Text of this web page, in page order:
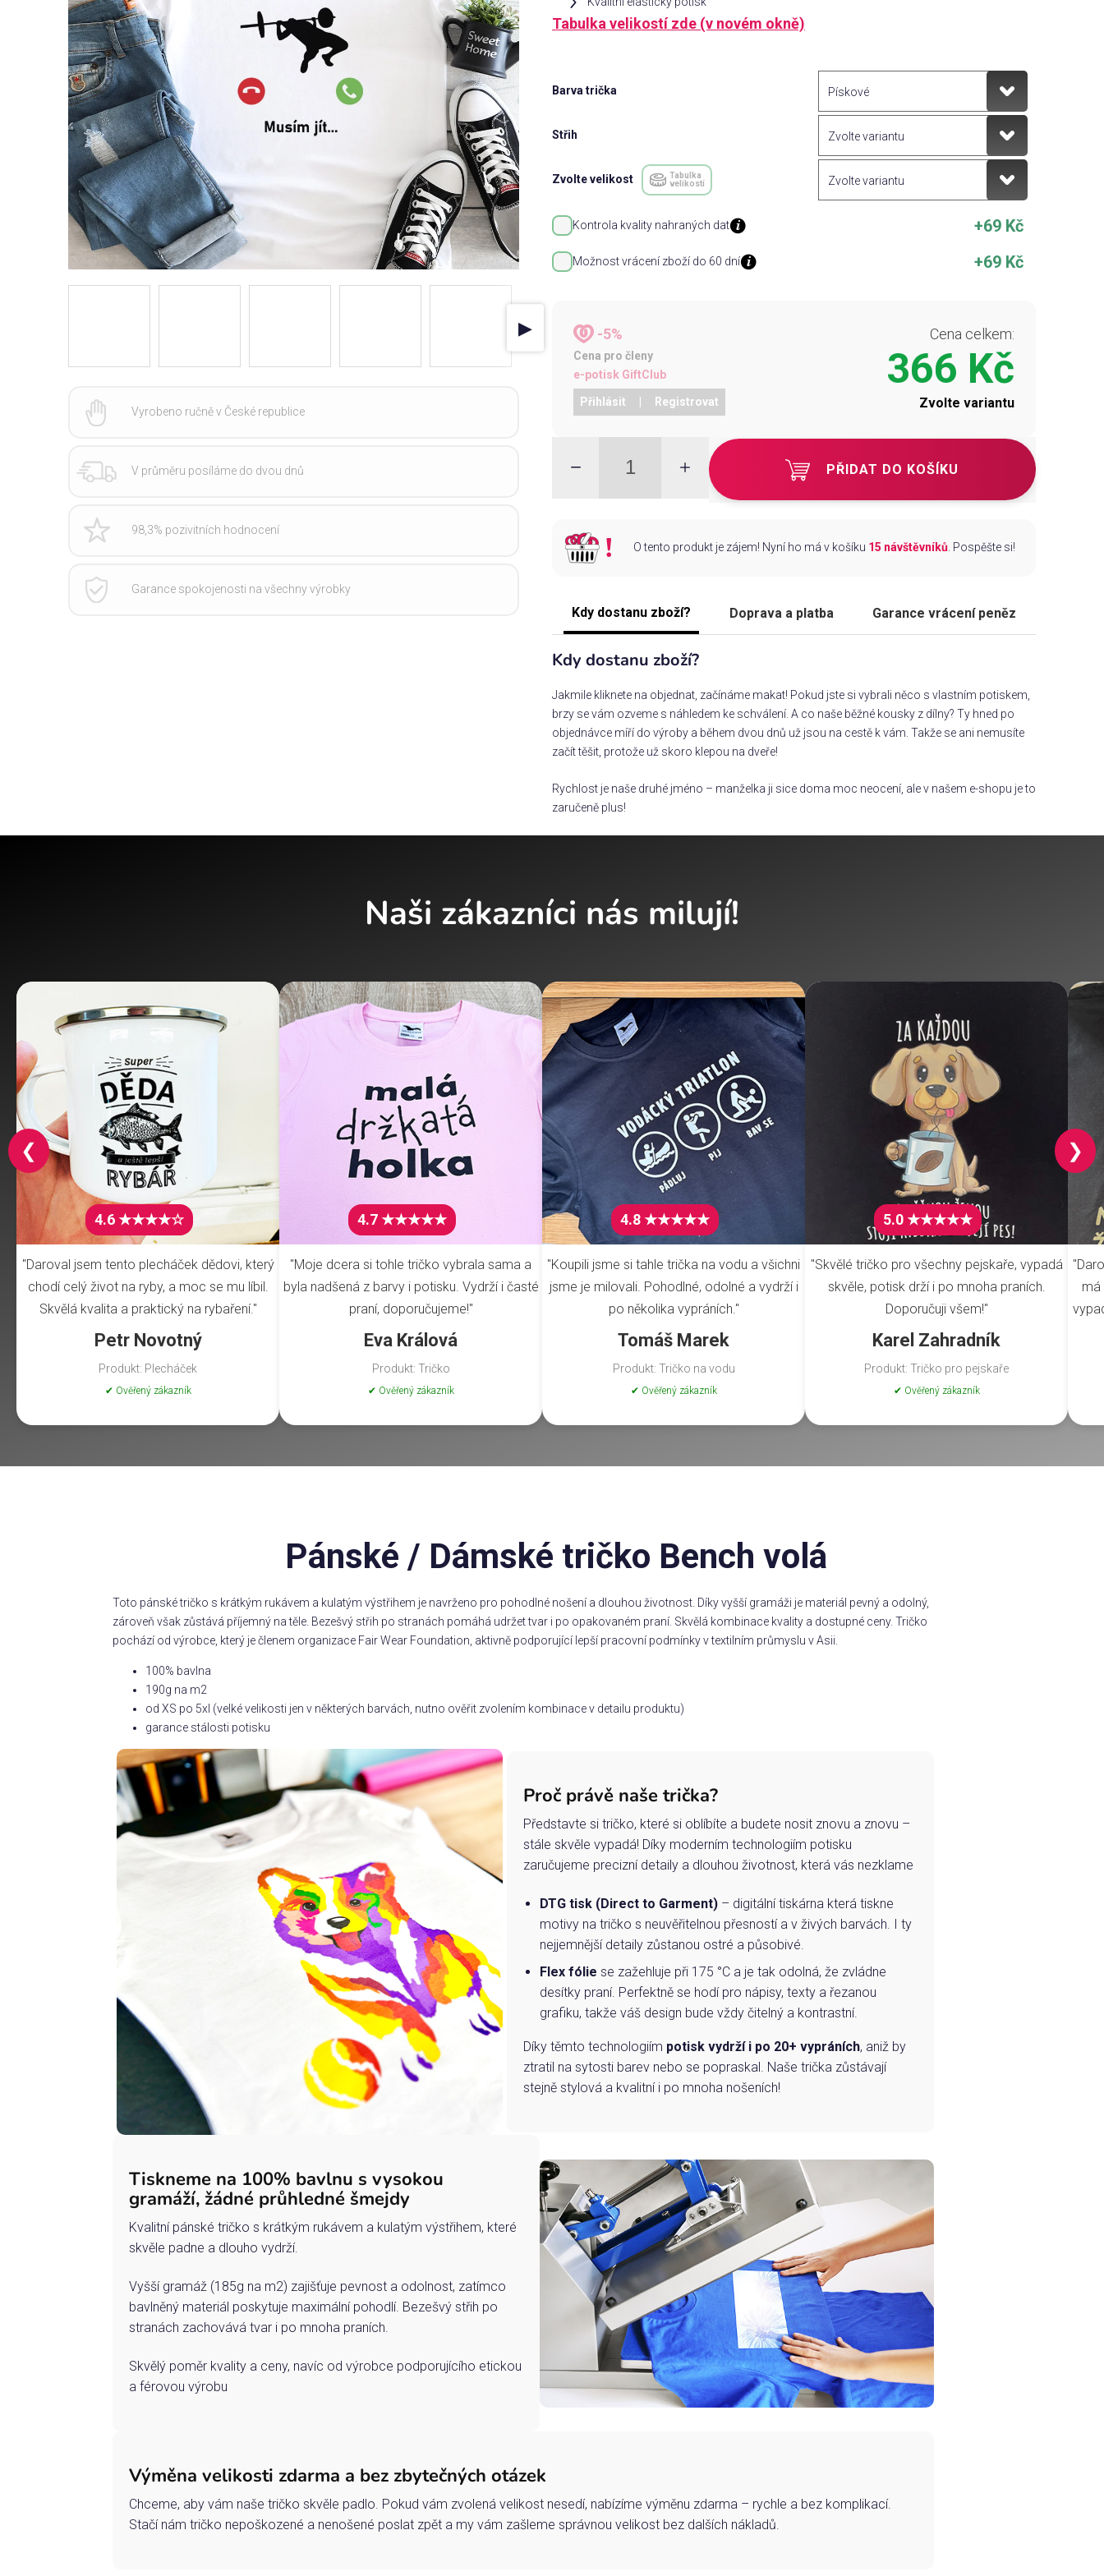
Tabulka velikostí zde (v novém okně)
Barva trička
Střih
Zvolte velikost
Tabulka
velikostí
Kontrola kvality nahraných dat +69 Kč
Možnost vrácení zboží do 60 dní +69 Kč
-5%
Cena pro členy
e-potisk GiftClub
Přihlásit Registrovat
Cena celkem:
366 Kč
Zvolte variantu
PŘIDAT DO KOŠÍKU
O tento produkt je zájem! Nyní ho má v košíku 15 návštěvníků. Pospěšte si!
Kdy dostanu zboží? Doprava a platba Garance vrácení peněz
Kdy dostanu zboží?
Jakmile kliknete na objednat, začínáme makat! Pokud jste si vybrali něco s vlastním potiskem,
brzy se vám ozveme s náhledem ke schválení. A co naše běžné kousky z dílny? Ty hned po
objednávce míří do výroby a během dvou dnů už jsou na cestě k vám. Takže se ani nemusíte
začít těšit, protože už skoro klepou na dveře!
Rychlost je naše druhé jméno – manželka ji sice doma moc neocení, ale v našem e-shopu je to
zaručeně plus!
▶
Vyrobeno ručně v České republice
V průměru posíláme do dvou dnů
98,3% pozivitních hodnocení
Garance spokojenosti na všechny výrobky
Naši zákazníci nás milují!
4.6 ★★★★☆
"Daroval jsem tento plecháček dědovi, který
chodí celý život na ryby, a moc se mu líbil.
Skvělá kvalita a praktický na rybaření."
Petr Novotný
Produkt: Plecháček
✔ Ověřený zákazník
4.7 ★★★★★
"Moje dcera si tohle tričko vybrala sama a
byla nadšená z barvy i potisku. Vydrží i časté
praní, doporučujeme!"
Eva Králová
Produkt: Tričko
✔ Ověřený zákazník
4.8 ★★★★★
"Koupili jsme si tahle trička na vodu a všichni
jsme je milovali. Pohodlné, odolné a vydrží i
po několika vypráních."
Tomáš Marek
Produkt: Tričko na vodu
✔ Ověřený zákazník
5.0 ★★★★★
"Skvělé tričko pro všechny pejskaře, vypadá
skvěle, potisk drží i po mnoha praních.
Doporučuji všem!"
Karel Zahradník
Produkt: Tričko pro pejskaře
✔ Ověřený zákazník
má
❮ ❯
Pánské / Dámské tričko Bench volá
Toto pánské tričko s krátkým rukávem a kulatým výstřihem je navrženo pro pohodlné nošení a dlouhou životnost. Díky vyšší gramáži je materiál pevný a odolný,
zároveň však zůstává příjemný na těle. Bezešvý střih po stranách pomáhá udržet tvar i po opakovaném praní. Skvělá kombinace kvality a dostupné ceny. Tričko
pochází od výrobce, který je členem organizace Fair Wear Foundation, aktivně podporující lepší pracovní podmínky v textilním průmyslu v Asii.
100% bavlna
190g na m2
od XS po 5xl (velké velikosti jen v některých barvách, nutno ověřit zvolením kombinace v detailu produktu)
garance stálosti potisku
Proč právě naše trička?
Představte si tričko, které si oblíbíte a budete nosit znovu a znovu –
stále skvěle vypadá! Díky moderním technologiím potisku
zaručujeme precizní detaily a dlouhou životnost, která vás nezklame
DTG tisk (Direct to Garment)– digitální tiskárna která tiskne
motivy na tričko s neuvěřitelnou přesností a v živých barvách. I ty
nejjemnější detaily zůstanou ostré a působivé.
Flex fólie se zažehluje při 175 °C a je tak odolná, že zvládne
desítky praní. Perfektně se hodí pro nápisy, texty a řezanou
grafiku, takže váš design bude vždy čitelný a kontrastní.
Díky těmto technologiím potisk vydrží i po 20+ vypráních, aniž by
ztratil na sytosti barev nebo se popraskal. Naše trička zůstávají
stejně stylová a kvalitní i po mnoha nošeních!
Tiskneme na 100% bavlnu s vysokou
gramáží, žádné průhledné šmejdy
Kvalitní pánské tričko s krátkým rukávem a kulatým výstřihem, které
skvěle padne a dlouho vydrží.
Vyšší gramáž (185g na m2) zajišťuje pevnost a odolnost, zatímco
bavlněný materiál poskytuje maximální pohodlí. Bezešvý střih po
stranách zachovává tvar i po mnoha praních.
Skvělý poměr kvality a ceny, navíc od výrobce podporujícího etickou
a férovou výrobu
Výměna velikosti zdarma a bez zbytečných otázek
Chceme, aby vám naše tričko skvěle padlo. Pokud vám zvolená velikost nesedí, nabízíme výměnu zdarma – rychle a bez komplikací.
Stačí nám tričko nepoškozené a nenošené poslat zpět a my vám zašleme správnou velikost bez dalších nákladů.